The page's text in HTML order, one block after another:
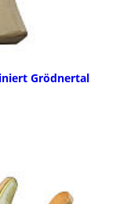
Grödnertal